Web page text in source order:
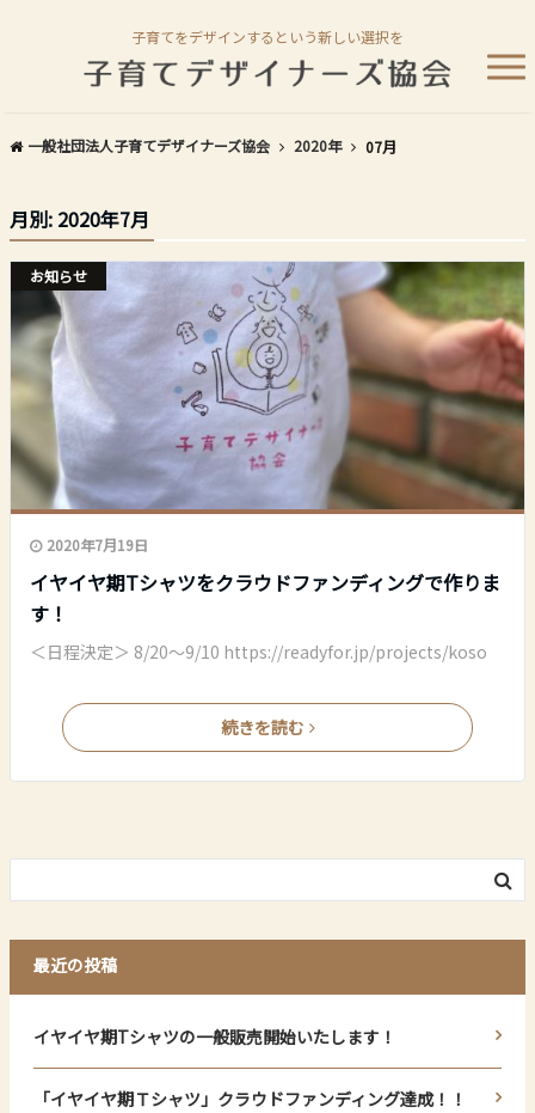
子育てをデザインするという新しい選択を
一般社団法人子育てデザイナーズ協会 2020年 07月
月別: 2020年7月
お知らせ
2020年7月19日
イヤイヤ期Tシャツをクラウドファンディングで作りま
す！
＜日程決定＞ 8/20～9/10 https://readyfor.jp/projects/koso
続きを読む
最近の投稿
イヤイヤ期Tシャツの一般販売開始いたします！
「イヤイヤ期Ｔシャツ」クラウドファンディング達成！！